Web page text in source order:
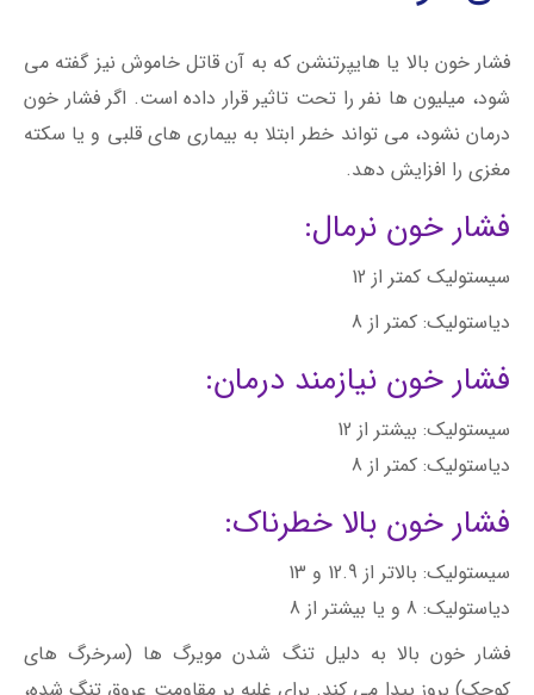
فشار خون بالا یا هایپرتنشن که به آن قاتل خاموش نیز گفته می
شود، میلیون ها نفر را تحت تاثیر قرار داده است. اگر فشار خون
درمان نشود، می تواند خطر ابتلا به بیماری های قلبی و یا سکته
مغزی را افزایش دهد.
فشار خون نرمال:
سیستولیک کمتر از 12
دیاستولیک: کمتر از 8
فشار خون نیازمند درمان:
سیستولیک: بیشتر از 12
دیاستولیک: کمتر از 8
فشار خون بالا خطرناک:
سیستولیک: بالاتر از 12.9 و 13
دیاستولیک: 8 و یا بیشتر از 8
فشار خون بالا به دلیل تنگ شدن مویرگ ها (سرخرگ های